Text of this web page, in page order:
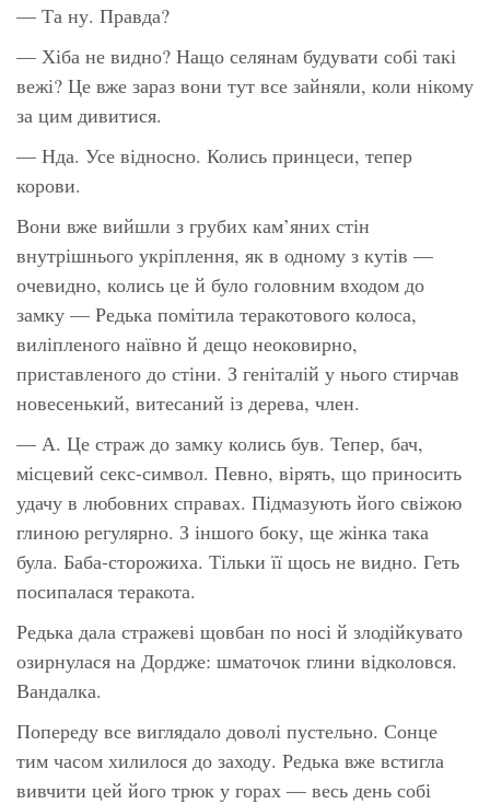
— Та ну. Правда?
— Хіба не видно? Нащо селянам будувати собі такі
вежі? Це вже зараз вони тут все зайняли, коли нікому
за цим дивитися.
— Нда. Усе відносно. Колись принцеси, тепер
корови.
Вони вже вийшли з грубих кам’яних стін
внутрішнього укріплення, як в одному з кутів —
очевидно, колись це й було головним входом до
замку — Редька помітила теракотового колоса,
виліпленого наївно й дещо неоковирно,
приставленого до стіни. З геніталій у нього стирчав
новесенький, витесаний із дерева, член.
— А. Це страж до замку колись був. Тепер, бач,
місцевий секс-символ. Певно, вірять, що приносить
удачу в любовних справах. Підмазують його свіжою
глиною регулярно. З іншого боку, ще жінка така
була. Баба-сторожиха. Тільки її щось не видно. Геть
посипалася теракота.
Редька дала стражеві щовбан по носі й злодійкувато
озирнулася на Дордже: шматочок глини відколовся.
Вандалка.
Попереду все виглядало доволі пустельно. Сонце
тим часом хилилося до заходу. Редька вже встигла
вивчити цей його трюк у горах — весь день собі